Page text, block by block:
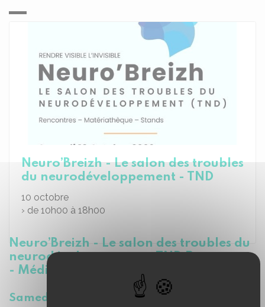
Neuro’Breizh - Le salon des troubles
du neurodéveloppement - TND
10 octobre
› de 10h00 à 18h00
Neuro’Breizh - Le salon des troubles du
neurodéveloppement - TND Rencontres
- Médiathèque - Stands
Samedi 10 octobre 2026 10h-18h